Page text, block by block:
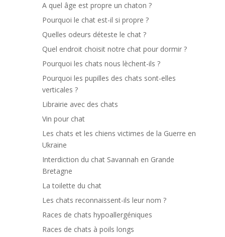
A quel âge est propre un chaton ?
Pourquoi le chat est-il si propre ?
Quelles odeurs déteste le chat ?
Quel endroit choisit notre chat pour dormir ?
Pourquoi les chats nous lèchent-ils ?
Pourquoi les pupilles des chats sont-elles
verticales ?
Librairie avec des chats
Vin pour chat
Les chats et les chiens victimes de la Guerre en
Ukraine
Interdiction du chat Savannah en Grande
Bretagne
La toilette du chat
Les chats reconnaissent-ils leur nom ?
Races de chats hypoallergéniques
Races de chats à poils longs